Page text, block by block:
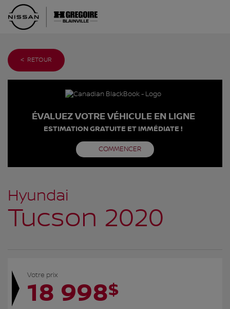
< RETOUR
ÉVALUEZ VOTRE VÉHICULE EN LIGNE
ESTIMATION GRATUITE ET IMMÉDIATE !
COMMENCER
Hyundai
Tucson 2020
Votre prix
18 998$